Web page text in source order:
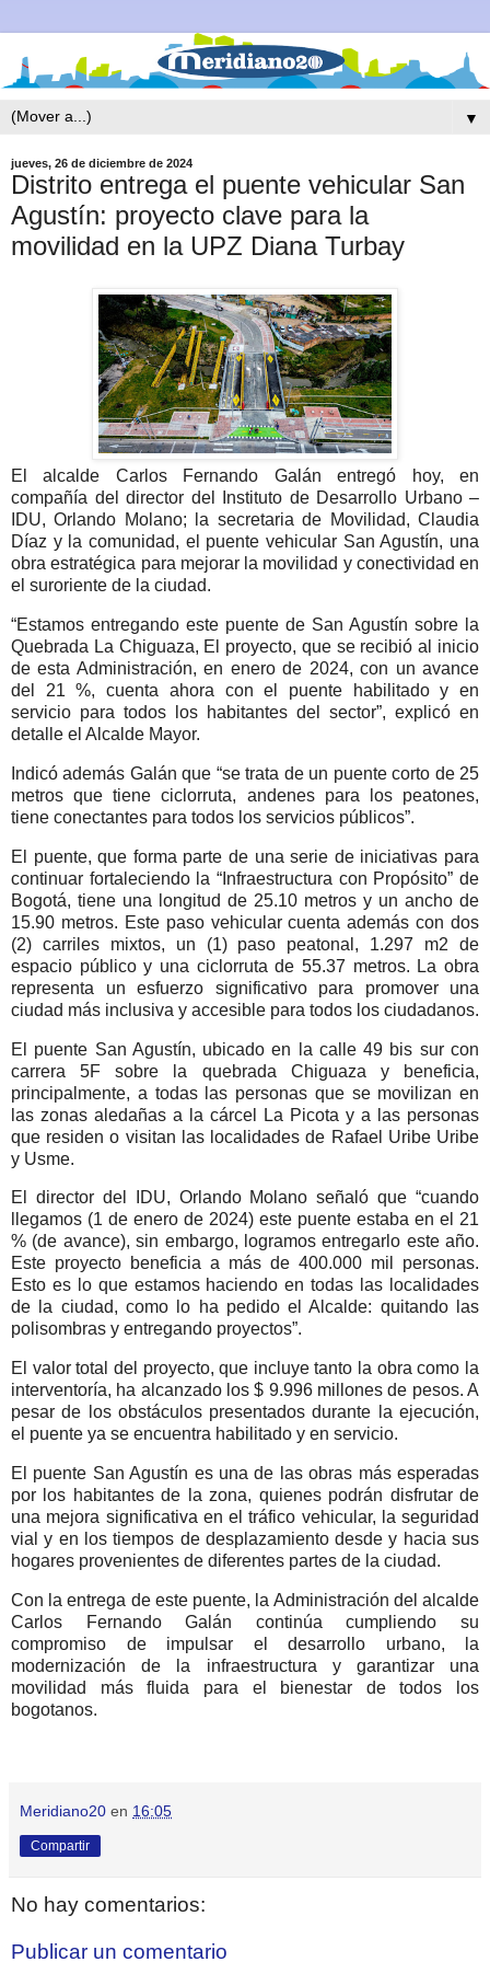
▼
jueves, 26 de diciembre de 2024
Distrito entrega el puente vehicular San
Agustín: proyecto clave para la
movilidad en la UPZ Diana Turbay
El alcalde Carlos Fernando Galán entregó hoy, en
compañía del director del Instituto de Desarrollo Urbano –
IDU, Orlando Molano; la secretaria de Movilidad, Claudia
Díaz y la comunidad, el puente vehicular San Agustín, una
obra estratégica para mejorar la movilidad y conectividad en
el suroriente de la ciudad.
“Estamos entregando este puente de San Agustín sobre la
Quebrada La Chiguaza, El proyecto, que se recibió al inicio
de esta Administración, en enero de 2024, con un avance
del 21 %, cuenta ahora con el puente habilitado y en
servicio para todos los habitantes del sector”, explicó en
detalle el Alcalde Mayor.
Indicó además Galán que “se trata de un puente corto de 25
metros que tiene ciclorruta, andenes para los peatones,
tiene conectantes para todos los servicios públicos”.
El puente, que forma parte de una serie de iniciativas para
continuar fortaleciendo la “Infraestructura con Propósito” de
Bogotá, tiene una longitud de 25.10 metros y un ancho de
15.90 metros. Este paso vehicular cuenta además con dos
(2) carriles mixtos, un (1) paso peatonal, 1.297 m2 de
espacio público y una ciclorruta de 55.37 metros. La obra
representa un esfuerzo significativo para promover una
ciudad más inclusiva y accesible para todos los ciudadanos.
El puente San Agustín, ubicado en la calle 49 bis sur con
carrera 5F sobre la quebrada Chiguaza y beneficia,
principalmente, a todas las personas que se movilizan en
las zonas aledañas a la cárcel La Picota y a las personas
que residen o visitan las localidades de Rafael Uribe Uribe
y Usme.
El director del IDU, Orlando Molano señaló que “cuando
llegamos (1 de enero de 2024) este puente estaba en el 21
% (de avance), sin embargo, logramos entregarlo este año.
Este proyecto beneficia a más de 400.000 mil personas.
Esto es lo que estamos haciendo en todas las localidades
de la ciudad, como lo ha pedido el Alcalde: quitando las
polisombras y entregando proyectos”.
El valor total del proyecto, que incluye tanto la obra como la
interventoría, ha alcanzado los $ 9.996 millones de pesos. A
pesar de los obstáculos presentados durante la ejecución,
el puente ya se encuentra habilitado y en servicio.
El puente San Agustín es una de las obras más esperadas
por los habitantes de la zona, quienes podrán disfrutar de
una mejora significativa en el tráfico vehicular, la seguridad
vial y en los tiempos de desplazamiento desde y hacia sus
hogares provenientes de diferentes partes de la ciudad.
Con la entrega de este puente, la Administración del alcalde
Carlos Fernando Galán continúa cumpliendo su
compromiso de impulsar el desarrollo urbano, la
modernización de la infraestructura y garantizar una
movilidad más fluida para el bienestar de todos los
bogotanos.
Meridiano20 en 16:05
Compartir
No hay comentarios:
Publicar un comentario